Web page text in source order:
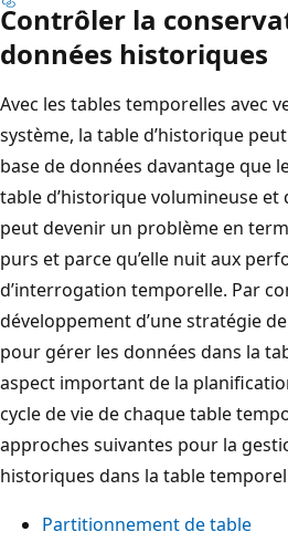
Contrôler la
données historiques
Avec les tables temporelles avec
système, la table d’historique
base de données davantage que
table d’historique volumineuse et
peut devenir un problème en
purs et parce qu’elle nuit aux
d’interrogation temporelle. Par
développement d’une stratégie
pour gérer les données dans la
aspect important de la
cycle de vie de chaque table
approches suivantes pour la
historiques dans la table
Partitionnement de table